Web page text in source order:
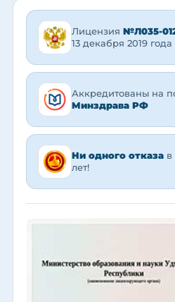
Лицензия №Л035-
13 декабря 2019 года
Аккредитованы на
Минздрава РФ
Ни одного отказа в
лет!